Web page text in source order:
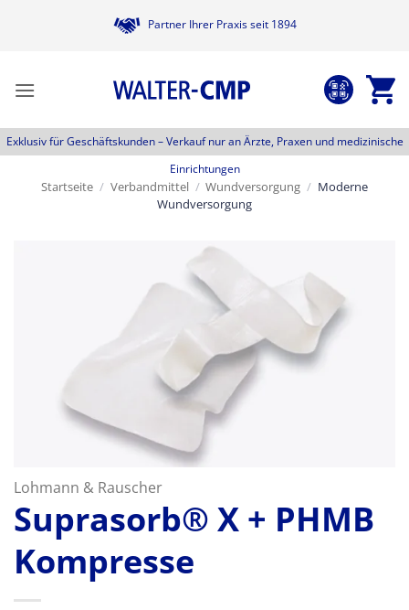
Partner Ihrer Praxis seit 1894
Exklusiv für Geschäftskunden –Verkauf nur an Ärzte, Praxen und medizinische
Einrichtungen
Startseite / Verbandmittel / Wundversorgung / Moderne
Wundversorgung
Lohmann & Rauscher
Suprasorb® X + PHMB
Kompresse